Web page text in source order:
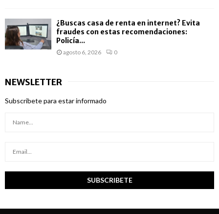
¿Buscas casa de renta en internet? Evita
fraudes con estas recomendaciones:
Policía...
agosto 6, 2026 0
NEWSLETTER
Subscribete para estar informado